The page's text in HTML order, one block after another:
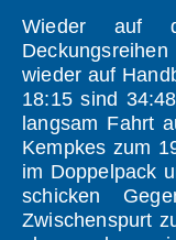
Wieder auf
wieder auf
18:15 sind
langsam Fahrt
Kempkes zum
im Doppelpack
schicken
Zwischenspurt